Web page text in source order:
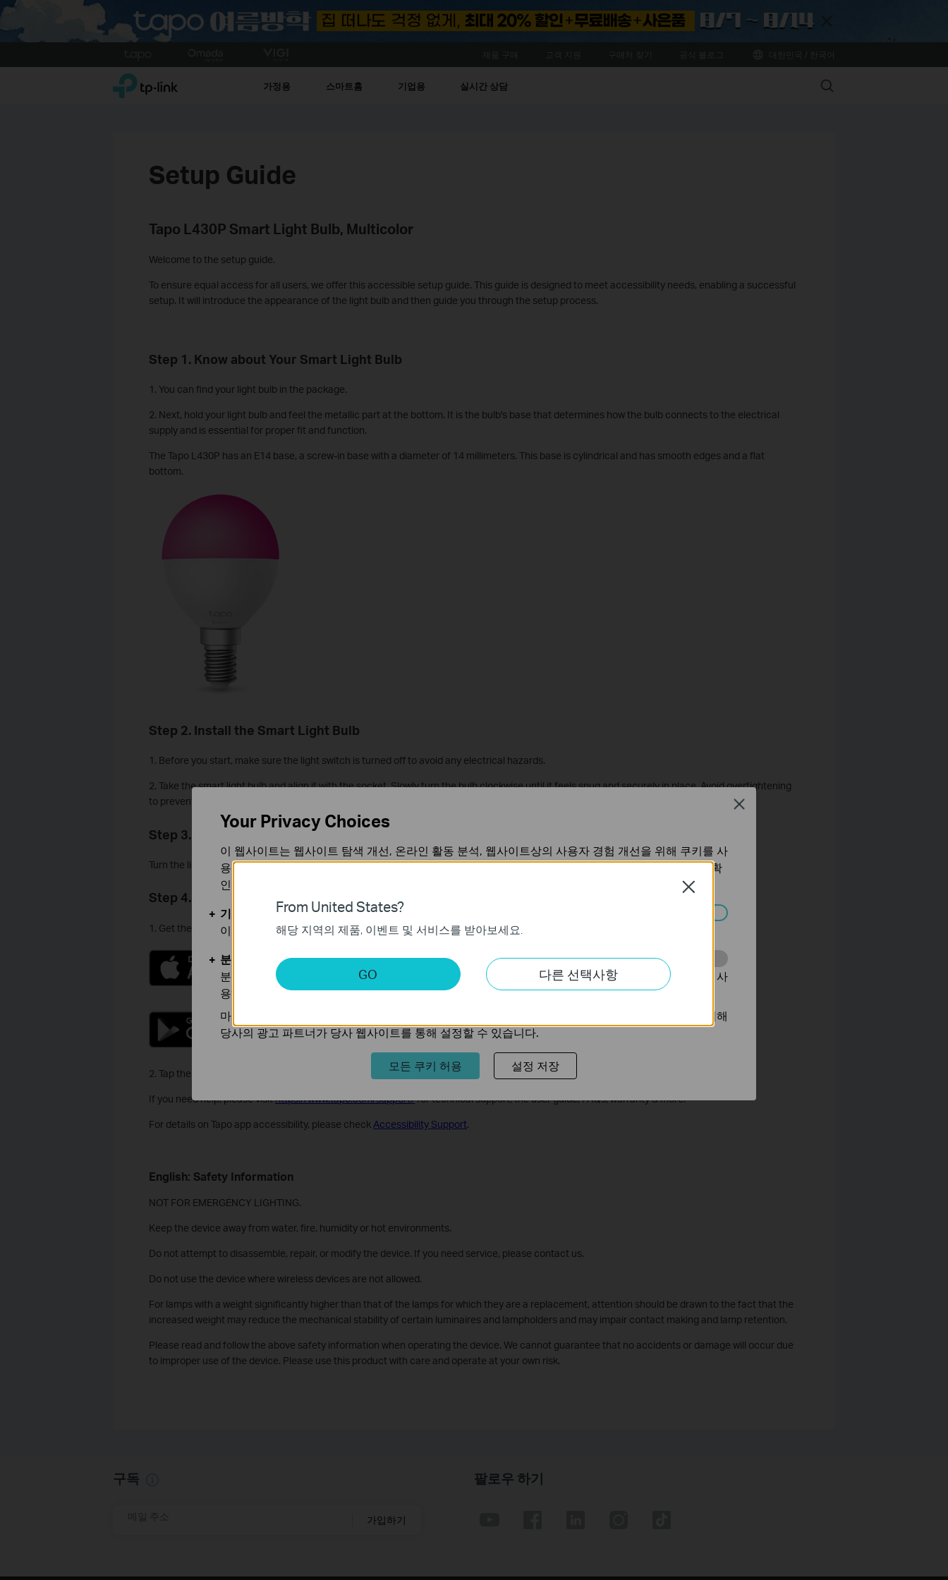
to
TP-Link, Reliably Smart 가정용 스마트홈 기업용 실시간 상담 Search
Setup Guide
Tapo L430P Smart Light Bulb, Multicolor
Welcome to the setup guide.
To ensure equal access for all users, we offer this accessible setup guide. This guide is designed to meet accessibility needs, enabling a successful
setup. It will introduce the appearance of the light bulb and then guide you through the setup process.
Step 1. Know about Your Smart Light Bulb
1. You can find your light bulb in the package.
2. Next, hold your light bulb and feel the metallic part at the bottom. It is the bulb's base that determines how the bulb connects to the electrical
supply and is essential for proper fit and function.
The Tapo L430P has an E14 base, a screw-in base with a diameter of 14 millimeters. This base is cylindrical and has smooth edges and a flat
bottom.
Step 2. Install the Smart Light Bulb
1. Before you start, make sure the light switch is turned off to avoid any electrical hazards.
2. Take the smart light bulb and align it with the socket. Slowly turn the bulb clockwise until it feels snug and securely in place. Avoid overtightening
to prevent damage.
Step 3. Power Up the Smart Light Bulb
Turn the light switch back on. Wait 2 minutes for the light to power on.
Step 4. Set Up the Smart Light Bulb
1. Get the Tapo app from the App Store or Google Play, and log in.
2. Tap the + button in the app and select your product model. Follow the app instructions to complete setup.
If you need help, please visithttps://www.tapo.com/support/for technical support, the user guide, FAQs, warranty & more.
For details on Tapo app accessibility, please check Accessibility Support.
English: Safety Information
NOT FOR EMERGENCY LIGHTING.
Keep the device away from water, fire, humidity or hot environments.
Do not attempt to disassemble, repair, or modify the device. If you need service, please contact us.
Do not use the device where wireless devices are not allowed.
For lamps with a weight significantly higher than that of the lamps for which they are a replacement, attention should be drawn to the fact that the
increased weight may reduce the mechanical stability of certain luminaires and lampholders and may impair contact making and lamp retention.
Please read and follow the above safety information when operating the device. We cannot guarantee that no accidents or damage will occur due
to improper use of the device. Please use this product with care and operate at your own risk.
구독
메일 주소 가입하기
팔로우 하기
From United States?
해당 지역의 제품, 이벤트 및 서비스를 받아보세요.
GO 다른 선택사항
Close
Your Privacy Choices
이 웹사이트는 웹사이트 탐색 개선, 온라인 활동 분석, 웹사이트상의 사용자 경험 개선을 위해 쿠키를 사
용합니다. 귀하는 언제든지 쿠키 사용을 거부할 수 있습니다. 자세한 내용은개인정보 처리방침에서 확
인할 수 있습니다.
기본 쿠키
이 쿠키는 웹사이트가 작동하는 데 필요하며 사용자의 시스템에서 비활성화할 수 없습니다.
분석 및 마케팅 쿠키
분석 쿠키는 웹사이트의 기능을 개선하고 조정하기 위해 웹사이트에서의 사용자 활동을 분석하는 데 사
용하는 쿠키입니다.
마케팅 쿠키는 귀하의 관심사에 대한 프로필을 생성하고 다른 웹사이트에서 관련 광고를 표시하기 위해
당사의 광고 파트너가 당사 웹사이트를 통해 설정할 수 있습니다.
모든 쿠키 허용 설정 저장
Close